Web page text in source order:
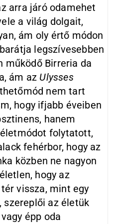
arra járó odamehet
a világ dolgait,
ám oly értő módon
legszívesebben
működő Birreria da
ám az Ulysses
nem tart
hogy ifjabb éveiben
hanem
folytatott,
fehérbor, hogy az
közben ne nagyon
hogy az
vissza, mint egy
az életük
épp oda